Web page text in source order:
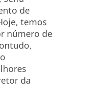
de
temos
número de
da